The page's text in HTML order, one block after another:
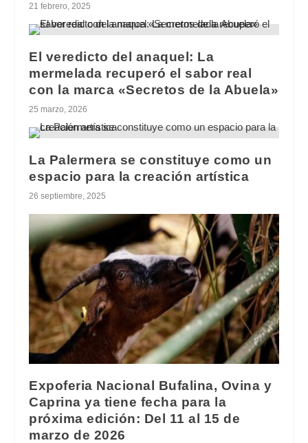
21 febrero, 2025
El veredicto del anaquel: La
mermelada recuperó el sabor real
con la marca «Secretos de la Abuela»
25 marzo, 2026
La Palermera se constituye como un
espacio para la creación artística
26 septiembre, 2025
Expoferia Nacional Bufalina, Ovina y
Caprina ya tiene fecha para la
próxima edición: Del 11 al 15 de
marzo de 2026